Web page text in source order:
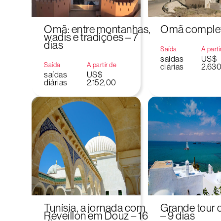
Omã: entre montanhas,
wadis e tradições – 7
dias
Saída
saídas
diárias
A partir de
US$
2.152,00
Omã
Saída
saídas
diárias
A
US$
Tunísia, a jornada com
Réveillon em Douz – 16
Grande tour
– 9 dias